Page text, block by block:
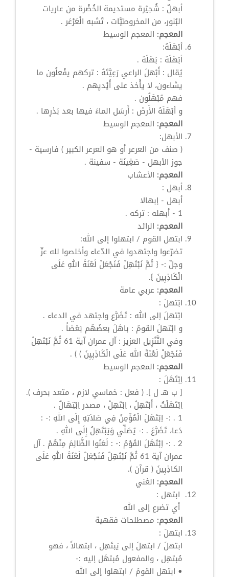
أبهلٌ : شُجيْرة مستديمة الخُضْرة من عاريات
البُنور، من المخروطيَّات ، تُشبه الْعَرْعَر .
المعجم: المعجم الوسيط
أبْهَلَهُ:
أبْهَلَهُ : بَهَلَهُ .
يُقال : أَبْهلَ الراعي رَعِيَّتَهُ : تركهم يفْعلُون ما
يشاءون، لا يأْخذ على أَيْديِهم .
فهم مُبْهَلُون .
و أبْهَلَهُ الأَرضَ : أَرسَل الماءَ فيها بعد بَذرِها .
المعجم: المعجم الوسيط
الأبهل:
( صنف من العرعر أو هو العرعر الكبير ) فارسية -
جوز الأبهل - صَغِينَة - سفينة .
المعجم: الأعشاب
أبهل :
أبهل - إبهالا
1 - أبهله : تركه .
المعجم: الرائد
ابتهل القوم / ابتهلوا إلى الله:
تضرّعوا واجتهدوا في الدّعاء وأخلصوا لله عزّ
وجلّ :- { ثُمَّ نَبْتَهِلْ فَنَجْعَلْ لَعْنَةَ اللهِ عَلَى
الْكَاذِبِينَ }.
المعجم: عربي عامة
ابْتهلَ :
ابْتهلَ إلى الله : تَضَرَّع واجتهد في الدعاء .
و ابْتهلَ القومُ : باهَلَ بعضُهُم بَعْضاً .
وفي التَّنْزِيل العزيز : آل عمران آية 61 ثُمَّ نَبْتَهِلْ
فَنَجْعَلْ لَعْنَةَ الله عَلَى الْكَاذِبِيِنَ ) ) .
المعجم: المعجم الوسيط
اِبْتَهَلَ :
[ ب هـ ل ]. ( فعل : خماسي لازم ، متعد بحرف ).
اِبْتَهَلْتُ ، أَبْتَهِلُ ، اِبْتَهِلْ ، مصدراِبْتِهَالٌ .
1 . :-
اِبْتَهَلَ الْمُؤْمِنُ فِي صَلاَتِهِ إِلَى اللهِ :- :
دَعا، تَضَرَّعَ . :- يُصَلِّي وَيَبْتَهِلُ إِلَى اللهِ .
2 . :-
اِبْتَهَلَ القَوْمُ :- : لَعَنُوا الظَّالِمَ مِنْهُمْ . آل
عمران آية 61 ثُمَّ نَبْتَهِلْ فَنَجْعَلْ لَعْنَةَ اللهِ عَلَى
الكاذِبِينَ ( قرآن ).
المعجم: الغني
ابتهل ‏:
‏ أي تضرع إلى الله ‏
المعجم: مصطلحات فقهية
ابتهلَ :
ابتهلَ / ابتهلَ إلى يَبتَهِل ، ابتهالاً ، فهو
مُبتهِل ، والمفعول مُبتهَل إليه :-
• ابتهل القومُ / ابتهلوا إلى الله